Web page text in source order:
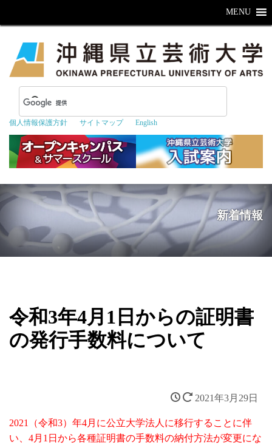
個人情報保護方針 サイトマップ English
MENU
新着情報
令和3年4月1日からの証明書
の発行手数料について
2021年3月29日
2021（令和3）年4月に公立大学法人に移行することに伴
い、4月1日から各種証明書の手数料の納付方法が変更にな